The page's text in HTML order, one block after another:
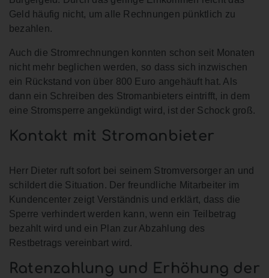
Geld häufig nicht, um alle Rechnungen pünktlich zu
bezahlen.
Auch die Stromrechnungen konnten schon seit Monaten
nicht mehr beglichen werden, so dass sich inzwischen
ein Rückstand von über 800 Euro angehäuft hat. Als
dann ein Schreiben des Stromanbieters eintrifft, in dem
eine Stromsperre angekündigt wird, ist der Schock groß.
Kontakt mit Stromanbieter
Herr Dieter ruft sofort bei seinem Stromversorger an und
schildert die Situation. Der freundliche Mitarbeiter im
Kundencenter zeigt Verständnis und erklärt, dass die
Sperre verhindert werden kann, wenn ein Teilbetrag
bezahlt wird und ein Plan zur Abzahlung des
Restbetrags vereinbart wird.
Ratenzahlung und Erhöhung der